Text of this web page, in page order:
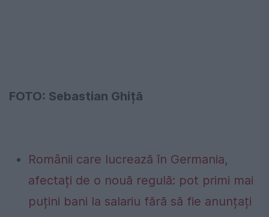
FOTO: Sebastian Ghiță
Românii care lucrează în Germania,
afectați de o nouă regulă: pot primi mai
puțini bani la salariu fără să fie anunțați